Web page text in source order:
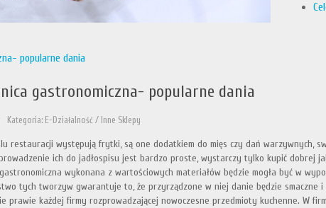
popularne dania
gastronomiczna- popularne dania
Kategoria: E-Działalność / Inne Sklepy
restauracji występują frytki, są one dodatkiem do mięs czy dań warzywnych,
ich do jadłospisu jest bardzo proste, wystarczy tylko kupić dobrej
wykonana z wartościowych materiałów będzie mogła być w
tych tworzyw gwarantuje to, że przyrządzone w niej danie będzie smaczne
prawie każdej firmy rozprowadzającej nowoczesne przedmioty kuchenne. W